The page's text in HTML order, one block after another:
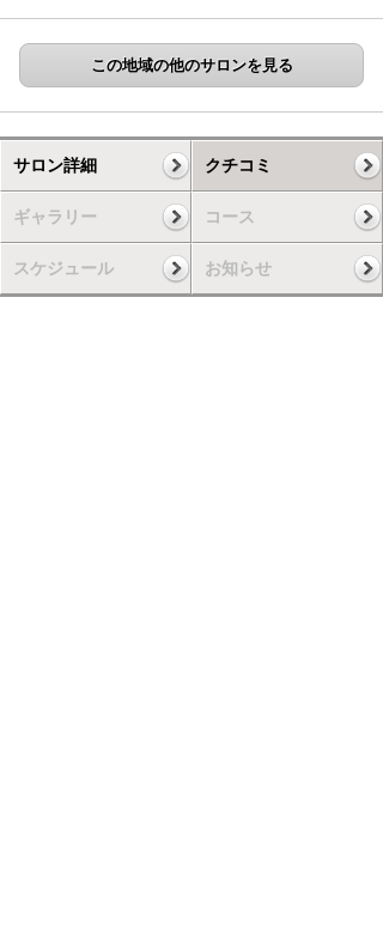
この地域の他のサロンを見る
サロン詳細 クチコミ
ギャラリー コース
スケジュール お知らせ